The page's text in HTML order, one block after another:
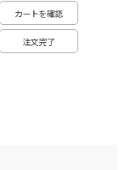
カートを確認
注文完了